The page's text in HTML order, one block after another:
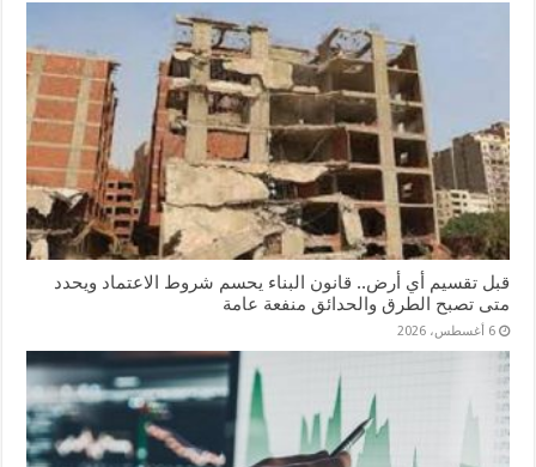
قبل تقسيم أي أرض.. قانون البناء يحسم شروط الاعتماد ويحدد
متى تصبح الطرق والحدائق منفعة عامة
6 أغسطس، 2026